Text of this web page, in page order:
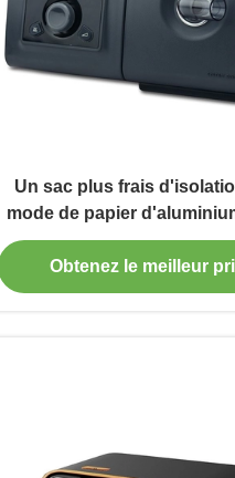
Un sac plus frais
mode de papier
l'épicerie
Obtenez le meilleur